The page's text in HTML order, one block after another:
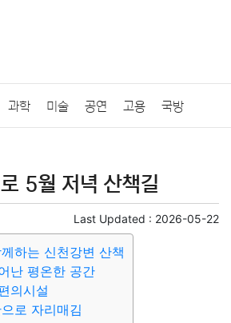
과학 미술 공연 고용 국방
일상 주식 암호화폐 블록체인
물 패션 미용 증권
예 금융 게임
5월 저녁 산책길
Last Updated : 2026-05-22
하는 신천강변 산책
난 평온한 공간
의시설
로 자리매김